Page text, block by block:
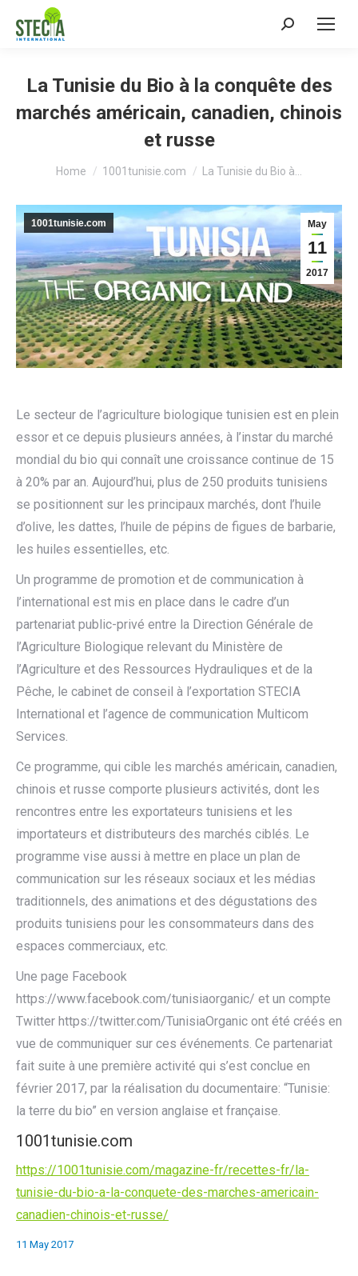
Search:
La Tunisie du Bio à la conquête des
marchés américain, canadien, chinois
et russe
You are here:
Home 1001tunisie.com La Tunisie du Bio à…
May
11
2017
1001tunisie.com
Le secteur de l’agriculture biologique tunisien est en plein
essor et ce depuis plusieurs années, à l’instar du marché
mondial du bio qui connaît une croissance continue de 15
à 20% par an. Aujourd’hui, plus de 250 produits tunisiens
se positionnent sur les principaux marchés, dont l’huile
d’olive, les dattes, l’huile de pépins de figues de barbarie,
les huiles essentielles, etc.
Un programme de promotion et de communication à
l’international est mis en place dans le cadre d’un
partenariat public-privé entre la Direction Générale de
l’Agriculture Biologique relevant du Ministère de
l’Agriculture et des Ressources Hydrauliques et de la
Pêche, le cabinet de conseil à l’exportation STECIA
International et l’agence de communication Multicom
Services.
Ce programme, qui cible les marchés américain, canadien,
chinois et russe comporte plusieurs activités, dont les
rencontres entre les exportateurs tunisiens et les
importateurs et distributeurs des marchés ciblés. Le
programme vise aussi à mettre en place un plan de
communication sur les réseaux sociaux et les médias
traditionnels, des animations et des dégustations des
produits tunisiens pour les consommateurs dans des
espaces commerciaux, etc.
Une page Facebook
https://www.facebook.com/tunisiaorganic/ et un compte
Twitter https://twitter.com/TunisiaOrganic ont été créés en
vue de communiquer sur ces événements. Ce partenariat
fait suite à une première activité qui s’est conclue en
février 2017, par la réalisation du documentaire: “Tunisie:
la terre du bio” en version anglaise et française.
1001tunisie.com
https://1001tunisie.com/magazine-fr/recettes-fr/la-
tunisie-du-bio-a-la-conquete-des-marches-americain-
canadien-chinois-et-russe/
11 May 2017